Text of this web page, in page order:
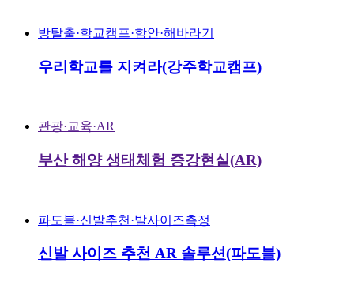
방탈출·학교캠프·함안·해바라기
우리학교를 지켜라(강주학교캠프)
관광·교육·AR
부산 해양 생태체험 증강현실(AR)
파도블·신발추천·발사이즈측정
신발 사이즈 추천 AR 솔루션(파도블)